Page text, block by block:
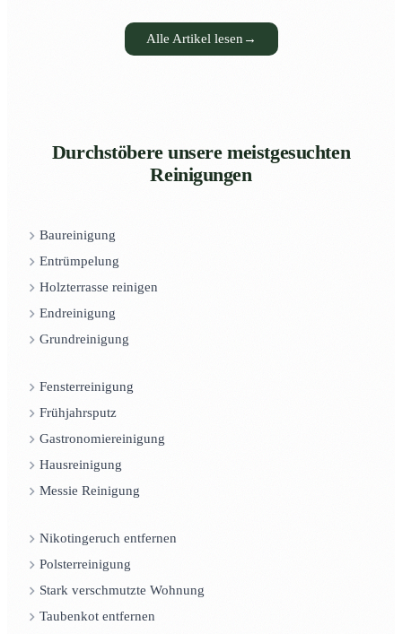
Alle Artikel lesen →
Durchstöbere unsere meistgesuchten
Reinigungen
Baureinigung
Entrümpelung
Holzterrasse reinigen
Endreinigung
Grundreinigung
Fensterreinigung
Frühjahrsputz
Gastronomiereinigung
Hausreinigung
Messie Reinigung
Nikotingeruch entfernen
Polsterreinigung
Stark verschmutzte Wohnung
Taubenkot entfernen